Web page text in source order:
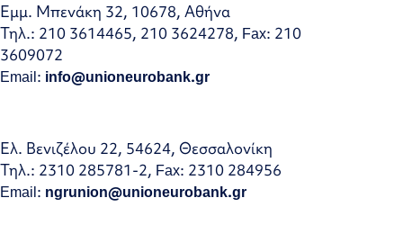
Εμμ. Μπενάκη 32, 10678, Αθήνα
Τηλ.: 210 3614465, 210 3624278, Fax: 210
3609072
Email: info@unioneurobank.gr
Ελ. Βενιζέλου 22, 54624, Θεσσαλονίκη
Τηλ.: 2310 285781-2, Fax: 2310 284956
Email: ngrunion@unioneurobank.gr